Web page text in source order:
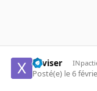
xaviser
Posté(e) le 6